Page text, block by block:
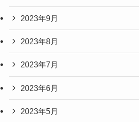
2023年9月
2023年8月
2023年7月
2023年6月
2023年5月